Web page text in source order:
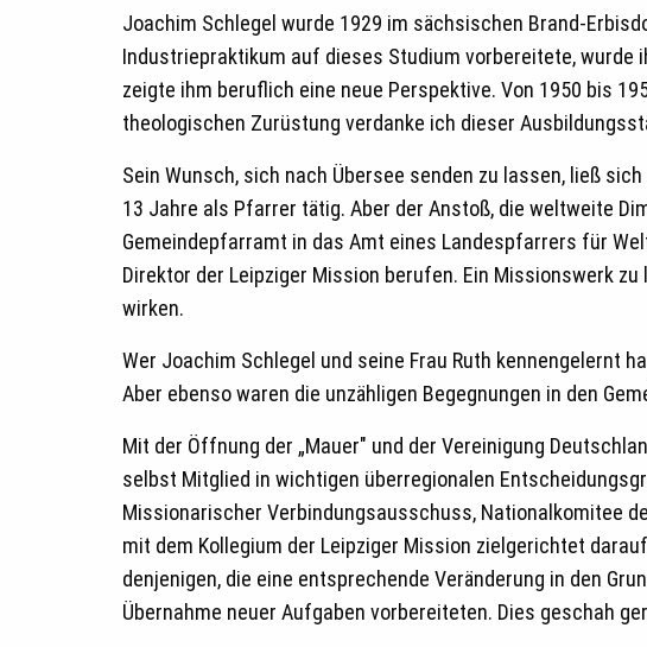
Joachim Schlegel wurde 1929 im sächsischen Brand-
Industriepraktikum auf dieses Studium vorbereitete, wurde
zeigte ihm beruflich eine neue Perspektive. Von 1950 bis
theologischen Zurüstung verdanke ich dieser
Sein Wunsch, sich nach Übersee senden zu lassen, ließ
13 Jahre als Pfarrer tätig. Aber der Anstoß, die weltweite
Gemeindepfarramt in das Amt eines Landespfarrers für
Direktor der Leipziger Mission berufen. Ein Missionswerk
wirken.
Wer Joachim Schlegel und seine Frau Ruth kennengelernt
Aber ebenso waren die unzähligen Begegnungen in den
Mit der Öffnung der „Mauer" und der Vereinigung
selbst Mitglied in wichtigen überregionalen
Missionarischer Verbindungsausschuss, Nationalkomitee
mit dem Kollegium der Leipziger Mission zielgerichtet
denjenigen, die eine entsprechende Veränderung in den
Übernahme neuer Aufgaben vorbereiteten. Dies geschah